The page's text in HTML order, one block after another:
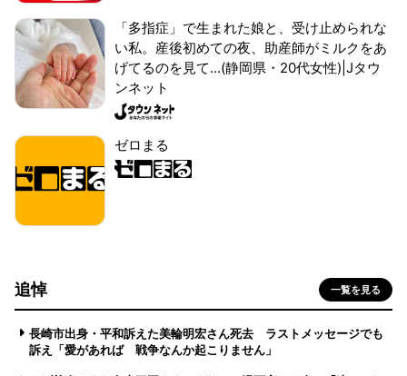
「多指症」で生まれた娘と、受け止められな
い私。産後初めての夜、助産師がミルクをあ
げてるのを見て...(静岡県・20代女性)|Jタウ
ンネット
ゼロまる
追悼 一覧を見る
長崎市出身・平和訴えた美輪明宏さん死去 ラストメッセージでも
訴え「愛があれば 戦争なんか起こりません」